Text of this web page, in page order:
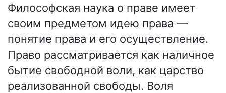
Философская наука о праве имеет
своим предметом идею права —
понятие права и его осуществление.
Право рассматривается как наличное
бытие свободной воли, как царство
реализованной свободы. Воля